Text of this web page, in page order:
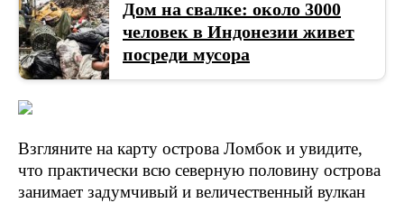
Дом на свалке: около 3000
человек в Индонезии живет
посреди мусора
Взгляните на карту острова Ломбок и увидите,
что практически всю северную половину острова
занимает задумчивый и величественный вулкан